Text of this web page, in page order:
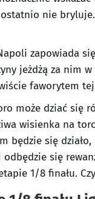
nie
zapowiada
jeżdżą za nim
faworytem
może dziać się
wisienka na
będzie się
odbędzie się
1/8 finału.